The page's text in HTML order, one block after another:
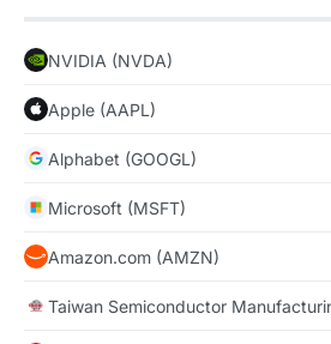
NVIDIA (NVDA)
Apple (AAPL)
Alphabet (GOOGL)
Microsoft (MSFT)
Amazon.com (AMZN)
Taiwan Semiconductor